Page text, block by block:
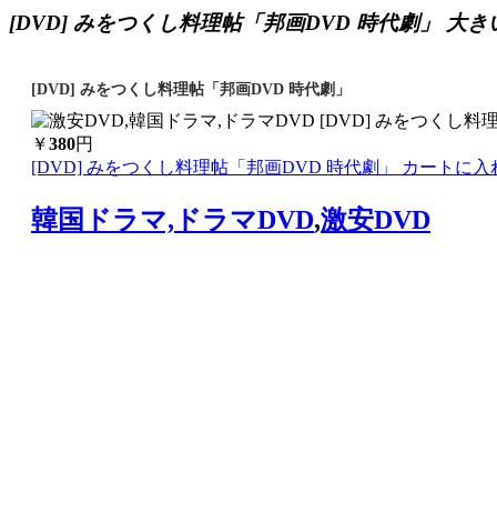
[DVD] みをつくし料理帖「邦画DVD 時代劇」 大き
[DVD] みをつくし料理帖「邦画DVD 時代劇」
￥380円
[DVD] みをつくし料理帖「邦画DVD 時代劇」 カートに入
韓国ドラマ,ドラマDVD,激安DVD